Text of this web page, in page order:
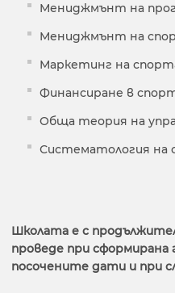
Мениджмънт на
Мениджмънт на
Маркетинг на
Финансиране в
Обща теория на
Систематология на
Школата е с
проведе при сформирана
посочените дати и при